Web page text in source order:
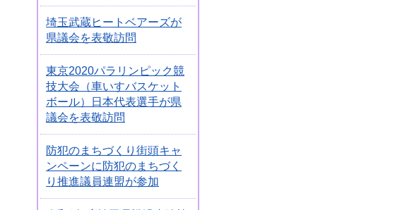
埼玉武蔵ヒートベアーズが
県議会を表敬訪問
東京2020パラリンピック競
技大会（車いすバスケット
ボール）日本代表選手が県
議会を表敬訪問
防犯のまちづくり街頭キャ
ンペーンに防犯のまちづく
り推進議員連盟が参加